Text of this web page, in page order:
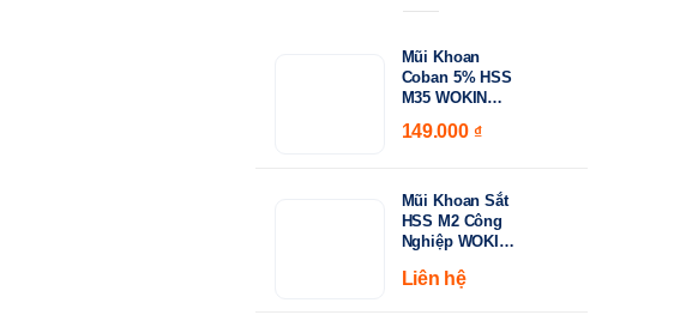
Mũi Khoan
Coban 5% HSS
M35 WOKIN
DIN338 Chuyên
149.000 ₫
Mũi Khoan Sắt
HSS M2 Công
Nghiệp WOKIN
Tiêu Chuẩn
Liên hệ